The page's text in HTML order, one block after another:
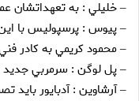
– خليلي : به تعهداتشان
– پيوس : پرسپوليس با
– محمود كريمي به كادر
– پل لوگن : سرمربي
–آرشاوين : آدبايور بايد